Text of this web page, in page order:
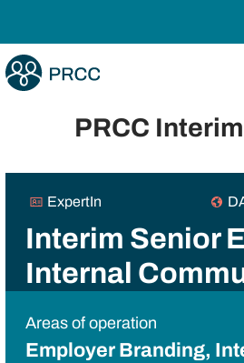
PRCC
ExpertIn
Interim Senior
Internal
Areas of operation
Employer Branding,